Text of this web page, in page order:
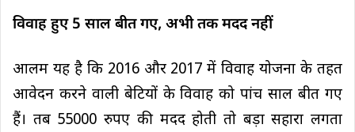
विवाह हुए 5 साल बीत गए, अभी तक मदद नहीं
आलम यह है कि 2016 और 2017 में विवाह योजना के तहत
आवेदन करने वाली बेटियों के विवाह को पांच साल बीत गए
हैं। तब 55000 रुपए की मदद होती तो बड़ा सहारा लगता